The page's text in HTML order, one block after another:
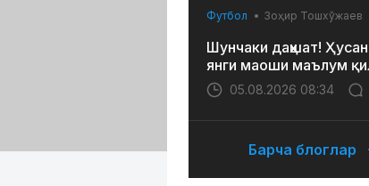
Футбол Зоҳир Тошхўжаев
Шунчаки даҳшат!
янги маоши маълум
05.08.2026 08:34
Барча блоглар